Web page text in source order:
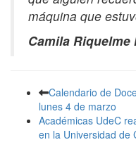
máquina que
Camila Riquelme
Calendario de
lunes 4 de marzo
Académicas UdeC
en la Universidad de